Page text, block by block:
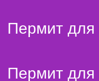
Пермит
Пермит для